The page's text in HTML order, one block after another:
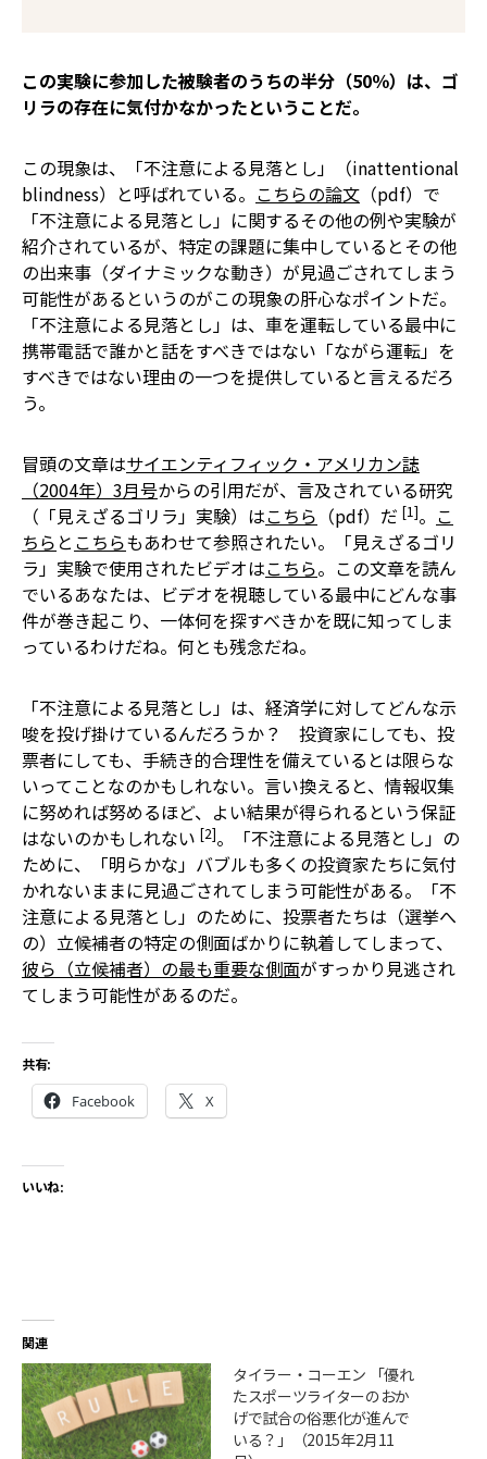
この実験に参加した被験者のうちの半分（50％）は、ゴ
リラの存在に気付かなかったということだ。
この現象は、「不注意による見落とし」（inattentional
blindness）と呼ばれている。 こちらの論文 （pdf）で
「不注意による見落とし」に関するその他の例や実験が
紹介されているが、特定の課題に集中しているとその他
の出来事（ダイナミックな動き）が見過ごされてしまう
可能性があるというのがこの現象の肝心なポイントだ。
「不注意による見落とし」は、車を運転している最中に
携帯電話で誰かと話をすべきではない――「ながら運転」を
すべきではない――理由の一つを提供していると言えるだろ
う。
冒頭の文章はサイエンティフィック・アメリカン誌
（2004年）3月号からの引用だが、言及されている研究
（「見えざるゴリラ」実験）はこちら （pdf）だ [1]。 こ
ちら と こちらもあわせて参照されたい。「見えざるゴリ
ラ」実験で使用されたビデオはこちら。この文章を読ん
でいるあなたは、ビデオを視聴している最中にどんな事
件が巻き起こり、一体何を探すべきかを既に知ってしま
っているわけだね。何とも残念だね。
「不注意による見落とし」は、経済学に対してどんな示
唆を投げ掛けているんだろうか？ 投資家にしても、投
票者にしても、手続き的合理性を備えているとは限らな
いってことなのかもしれない。言い換えると、情報収集
に努めれば努めるほど、よい結果が得られるという保証
はないのかもしれない [2]。「不注意による見落とし」の
ために、「明らかな」バブルも多くの投資家たちに気付
かれないままに見過ごされてしまう可能性がある。「不
注意による見落とし」のために、投票者たちは（選挙へ
の）立候補者の特定の側面ばかりに執着してしまって、
彼ら（立候補者）の最も重要な側面がすっかり見逃され
てしまう可能性があるのだ。
共有:
Facebook X
いいね:
関連
タイラー・コーエン 「優れ
たスポーツライターのおか
げで試合の俗悪化が進んで
いる？」（2015年2月11